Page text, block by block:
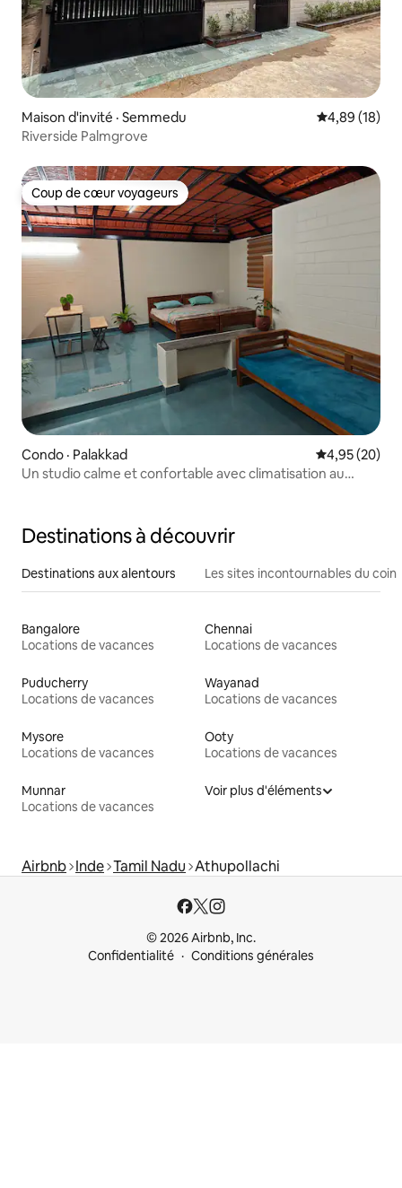
Maison d'invité · Semmedu Note
4,89 (18)
Riverside Palmgrove
Coup de cœur voyageurs
Coup de cœur voyageurs
Condo · Palakkad Note
4,95 (20)
Un studio calme et confortable avec climatisation au
Destinations à découvrir
Destinations aux alentours Les sites incontournables du coin
Bangalore
Locations de vacances
Chennai
Locations de vacances
Puducherry
Locations de vacances
Wayanad
Locations de vacances
Mysore
Locations de vacances
Ooty
Locations de vacances
Munnar
Locations de vacances
Voir plus d'éléments
Airbnb Inde Tamil Nadu Athupollachi
© 2026 Airbnb, Inc.
Confidentialité
Conditions générales